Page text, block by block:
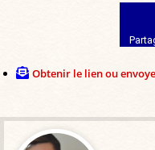
Obtenir le lien ou